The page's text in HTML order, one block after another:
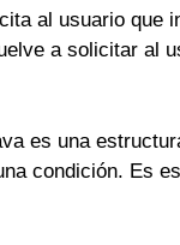
al usuario que
a solicitar al
es una
condición. Es